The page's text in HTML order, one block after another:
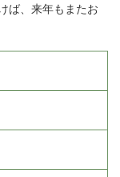
ば、来年もまたお